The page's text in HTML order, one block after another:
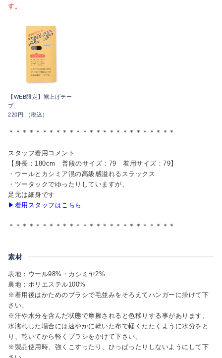
す。
【WEB限定】裾上げテー
プ
220円 （税込）
＊＊＊＊＊＊＊＊＊＊＊＊＊＊＊＊＊＊＊＊＊＊＊＊＊
スタッフ着用コメント
【身長：180cm 普段のサイズ：79 着用サイズ：79】
・ウールとカシミア混の高級感溢れるスラックス
・ツータックでゆったりしていますが、
足元は細身です
▶着用スタッフはこちら
＊＊＊＊＊＊＊＊＊＊＊＊＊＊＊＊＊＊＊＊＊＊＊＊＊
素材
表地：ウール98%・カシミヤ2%
裏地：ポリエステル100%
※着用後はかためのブラシで毛並みをそろえてハンガーに掛けて下
さい。
※汗や水分を含んだ状態で摩擦されると色移りする事があります。
水濡れした場合には速やかに乾いた布で軽くたたくように水分をと
り、乾いてから軽くブラシをかけて下さい。
※製品使用時、強くこすったり、ひっぱったりしないようにして下